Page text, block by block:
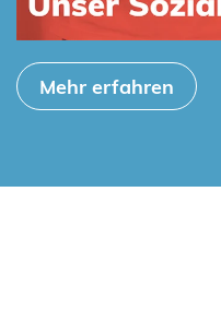
Mehr erfahren